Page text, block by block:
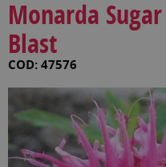
Monarda
Blast
COD: 47576